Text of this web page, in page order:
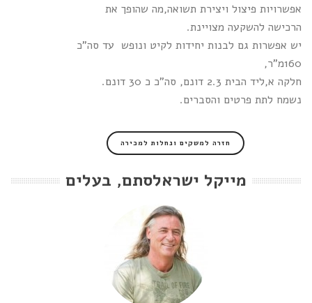
אפשרויות פיצול ויצירת תשואה,מה שהופך את
הרכישה להשקעה מצויינת.
יש אפשרות גם לבנות יחידות לקיט ונופש עד סה"כ
160מ"ר,
חלקה א,ליד הבית 2.3 דונם, סה"כ כ 30 דונם.
נשמח לתת פרטים והסברים.
חזרה למשקים ונחלות למכירה
מייקל ישראלסתם, בעלים